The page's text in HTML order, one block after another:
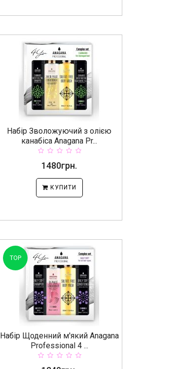
Набір Зволожуючий з олією
канабіса Anagana Pr...
1480грн.
КУПИТИ
TOP
Набір Щоденний м'який Anagana
Professional 4 ...